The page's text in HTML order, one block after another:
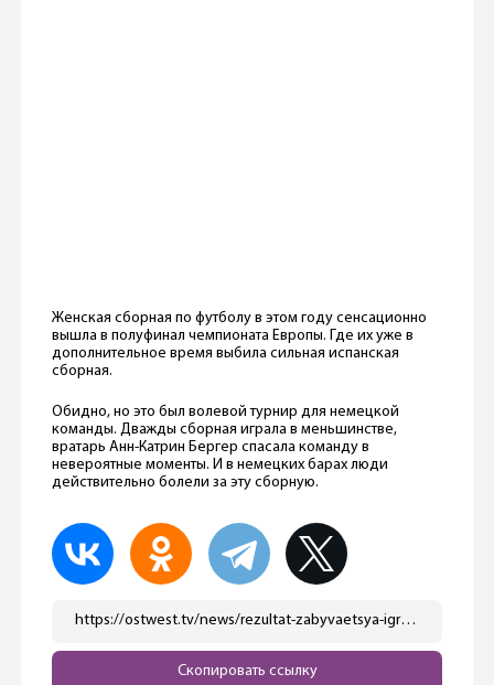
Женская сборная по футболу в этом году сенсационно
вышла в полуфинал чемпионата Европы. Где их уже в
дополнительное время выбила сильная испанская
сборная.
Обидно, но это был волевой турнир для немецкой
команды. Дважды сборная играла в меньшинстве,
вратарь Анн-Катрин Бергер спасала команду в
невероятные моменты. И в немецких барах люди
действительно болели за эту сборную.
https://ostwest.tv/news/rezultat-zabyvaetsya-igra-ostaetsya-glavnye-sobytiya-germanii-v-2025-godu-chast-11/
Скопировать ссылку